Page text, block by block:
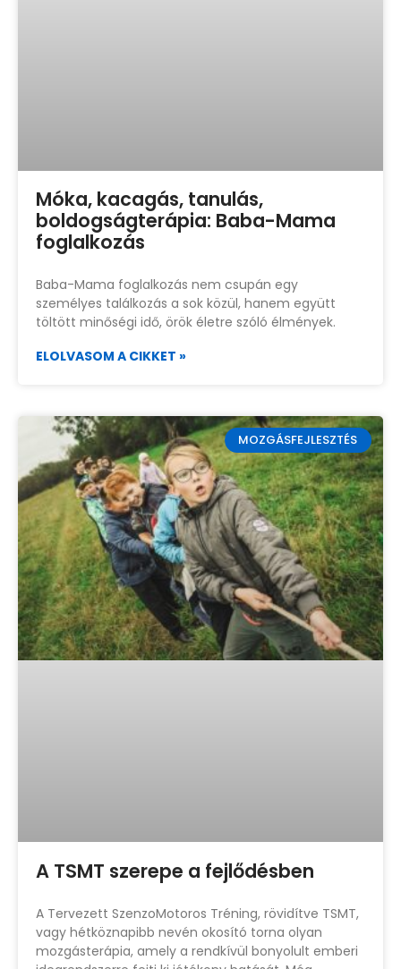
Móka, kacagás, tanulás,
boldogságterápia: Baba-Mama
foglalkozás
Baba-Mama foglalkozás nem csupán egy
személyes találkozás a sok közül, hanem együtt
töltött minőségi idő, örök életre szóló élmények.
ELOLVASOM A CIKKET »
MOZGÁSFEJLESZTÉS
A TSMT szerepe a fejlődésben
A Tervezett SzenzoMotoros Tréning, rövidítve TSMT,
vagy hétköznapibb nevén okosító torna olyan
mozgásterápia, amely a rendkívül bonyolult emberi